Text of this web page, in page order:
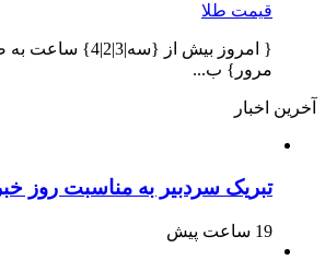
قیمت طلا
{ امروز بیش از
مرور} ب...
آخرین اخبار
تبریک سردبیر به مناسبت روز
19 ساعت پیش